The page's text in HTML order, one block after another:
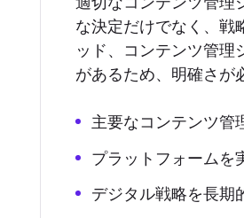
な決定だけでなく、戦
ッド、コンテンツ管
があるため、明確さが
主要なコンテンツ管
プラットフォームを
デジタル戦略を長期